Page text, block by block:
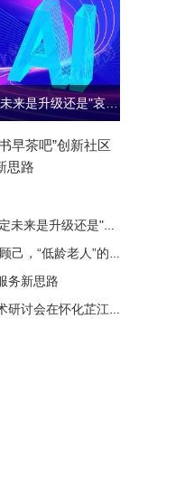
驾驭AI：我们的选择，决定未来是升级还是"哀歌"
早茶吧”创新社区
思路
驾驭AI：我们的选择，决定未来是升级还是"哀歌"
与法同行丨既要养老又要顾己，“低龄老人”的赡养义务能变通吗？
务新思路
“湖南与伟大抗战精神”学术研讨会在怀化芷江召开